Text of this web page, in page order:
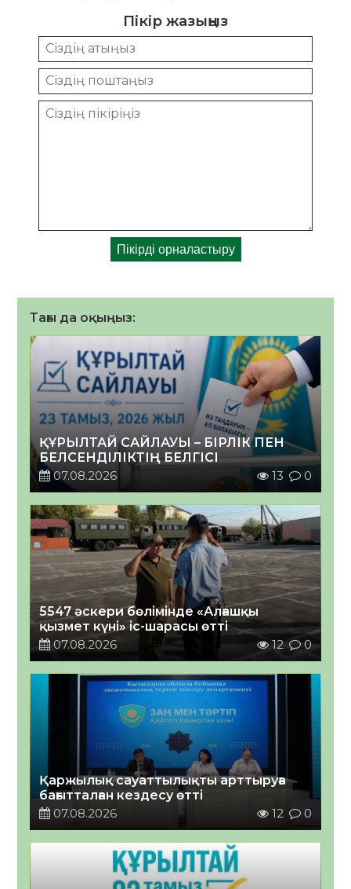
Пікір жазыңыз
Тағы да оқыңыз:
ҚҰРЫЛТАЙ САЙЛАУЫ – БІРЛІК ПЕН
БЕЛСЕНДІЛІКТІҢ БЕЛГІСІ
07.08.2026
13 0
5547 әскери бөлімінде «Алғашқы
қызмет күні» іс-шарасы өтті
07.08.2026
12 0
Қаржылық сауаттылықты арттыруға
бағытталған кездесу өтті
07.08.2026
12 0